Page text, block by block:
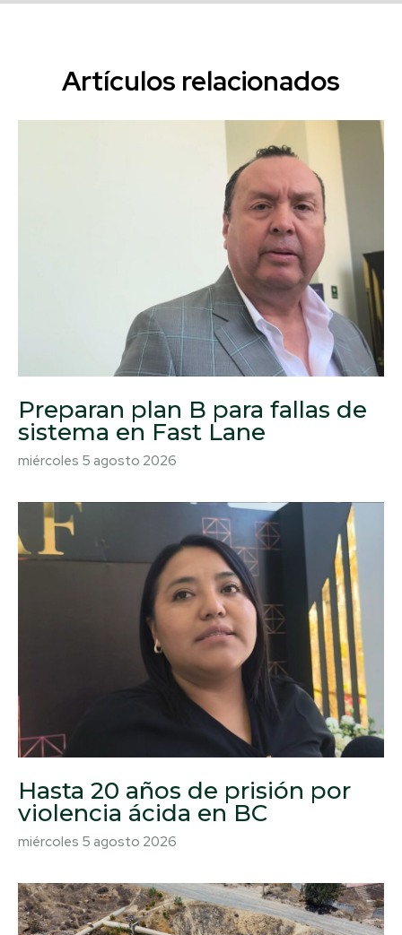
Artículos relacionados
Preparan plan B para fallas de
sistema en Fast Lane
miércoles 5 agosto 2026
Hasta 20 años de prisión por
violencia ácida en BC
miércoles 5 agosto 2026